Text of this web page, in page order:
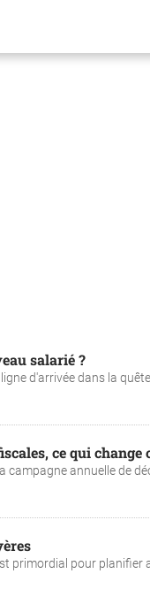
salarié ?
d'arrivée dans la
ce qui change
campagne annuelle de
primordial pour